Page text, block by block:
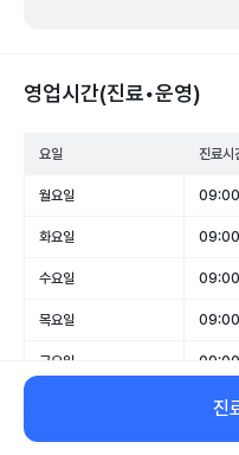
영업시간(진료•운영)
요일 진료시
월요일
화요일
수요일
목요일
금요일
일요일 휴무
진